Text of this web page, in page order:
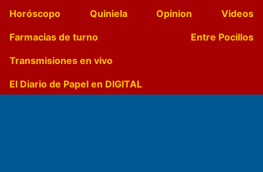
Horóscopo
Quiniela Opinion
Videos
Farmacias de turno
Entre Pocillos
Transmisiones en vivo
El Diario de Papel en DIGITAL